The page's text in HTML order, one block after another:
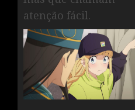
atenção fácil.